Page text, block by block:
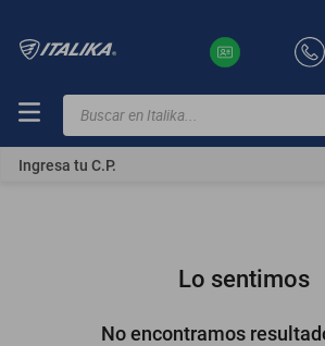
Buscar en Italika...
Ingresa tu C.P.
Lo sentimos
No encontramos
TÉRMINOS
MÁS
250z